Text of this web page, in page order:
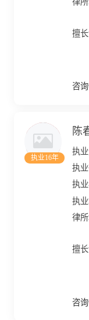
擅
咨
执业16年
陈
执业
执
执业
执业
律
擅
咨